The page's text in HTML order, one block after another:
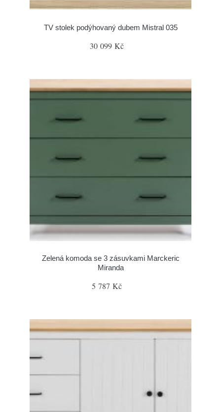
TV stolek podýhovaný dubem Mistral 035
30 099 Kč
Zelená komoda se 3 zásuvkami Marckeric
Miranda
5 787 Kč